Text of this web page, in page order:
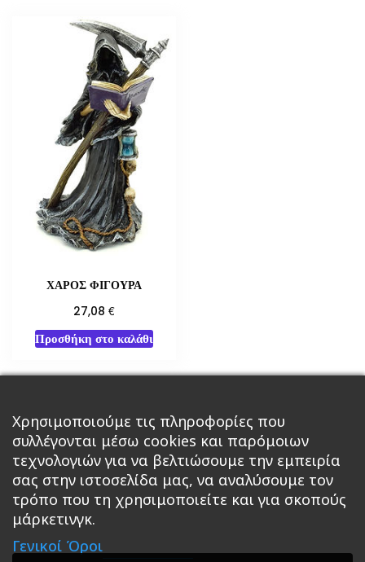
ΧΑΡΟΣ ΦΙΓΟΥΡΑ
27,08 €
Προσθήκη στο καλάθι
← 1 2 … 10 11
13
Κεντρική Βιβλία
Roleplaying Games Ψυχαγωγία Εκδόσεις Βάρδος
Χρησιμοποιούμε τις πληροφορίες που
συλλέγονται μέσω cookies και παρόμοιων
τεχνολογιών για να βελτιώσουμε την εμπειρία
σας στην ιστοσελίδα μας, να αναλύσουμε τον
τρόπο που τη χρησιμοποιείτε και για σκοπούς
μάρκετινγκ.
Γενικοί Όροι